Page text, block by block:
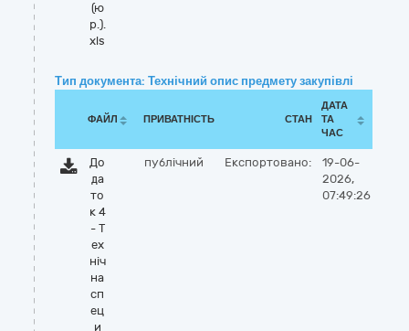
(ю
р.).
xls
Тип документа: Технічний опис предмету закупівлі
ФАЙЛ ПРИВАТНІСТЬ СТАН
ДАТА
ТА
ЧАС
До
да
то
к 4
- Т
ех
ніч
на
сп
ец
и
публічний Експортовано:
19-06-
2026,
07:49:26